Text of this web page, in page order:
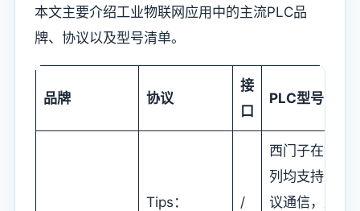
本文主要介绍工业物联网应用中的主流PLC品
牌、协议以及型号清单。
品牌 协议
接
口
PLC型号
Tips： /
西门子在售系
列均支持S7协
议通信，建议